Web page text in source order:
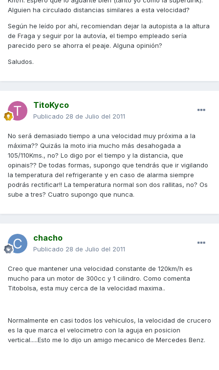
Alguien ha circulado distancias similares a esta velocidad?
Según he leído por ahí, recomiendan dejar la autopista a la altura
de Fraga y seguir por la autovía, el tiempo empleado sería
parecido pero se ahorra el peaje. Alguna opinión?
Saludos.
TitoKyco
Publicado 28 de Julio del 2011
No será demasiado tiempo a una velocidad muy próxima a la
máxima?? Quizás la moto iria mucho más desahogada a
105/110Kms., no? Lo digo por el tiempo y la distancia, que
opinais?? De todas formas, supongo que tendrás que ir vigilando
la temperatura del refrigerante y en caso de alarma siempre
podrás rectificar!! La temperatura normal son dos rallitas, no? Os
sube a tres? Cuatro supongo que nunca.
chacho
Publicado 28 de Julio del 2011
Creo que mantener una velocidad constante de 120km/h es
mucho para un motor de 300cc y 1 cilindro. Como comenta
Titobolsa, esta muy cerca de la velocidad maxima..
Normalmente en casi todos los vehiculos, la velocidad de crucero
es la que marca el velocimetro con la aguja en posicion
vertical.....Esto me lo dijo un amigo mecanico de Mercedes Benz.